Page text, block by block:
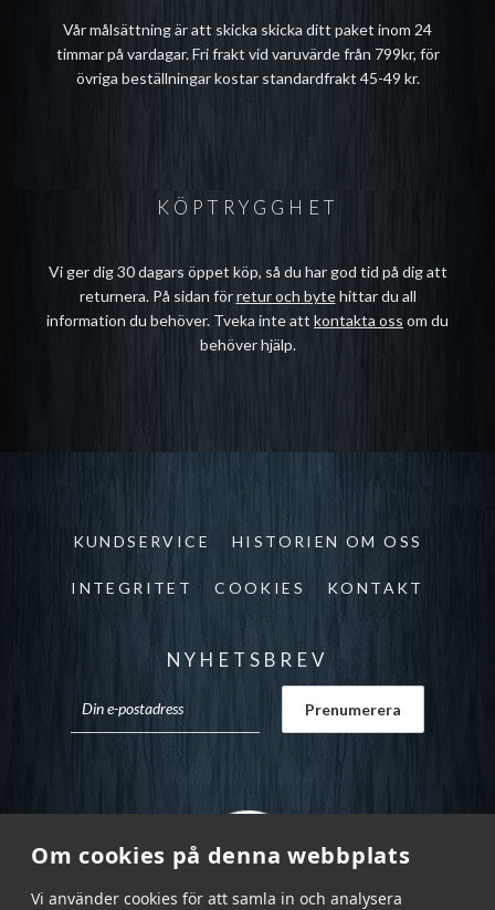
Om cookies på denna webbplats
Vi använder cookies för att samla in och analysera
Vår målsättning är att skicka skicka ditt paket inom 24
timmar på vardagar. Fri frakt vid varuvärde från 799kr, för
övriga beställningar kostar standardfrakt 45-49 kr.
KÖPTRYGGHET
Vi ger dig 30 dagars öppet köp, så du har god tid på dig att
returnera. På sidan förretur och bytehittar du all
information du behöver. Tveka inte att kontakta oss om du
behöver hjälp.
KUNDSERVICE HISTORIEN OM OSS
INTEGRITET COOKIES KONTAKT
NYHETSBREV